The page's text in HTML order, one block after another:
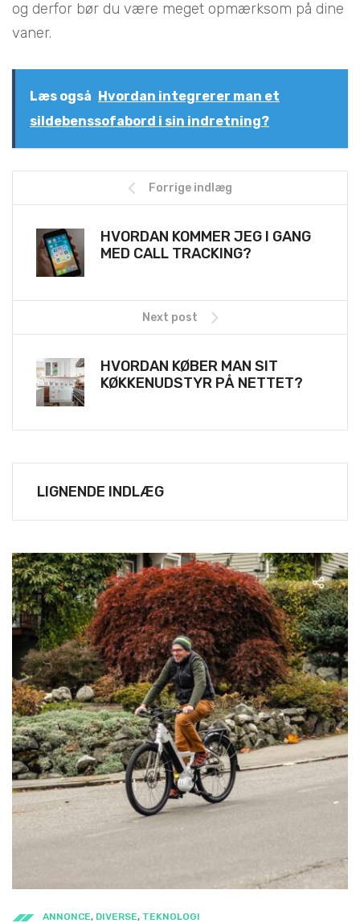
og derfor bør du være meget opmærksom på dine
vaner.
Læs også Hvordan integrerer man et
sildebenssofabord i sin indretning?
Forrige indlæg
HVORDAN KOMMER JEG I GANG
MED CALL TRACKING?
Next post
HVORDAN KØBER MAN SIT
KØKKENUDSTYR PÅ NETTET?
LIGNENDE INDLÆG
ANNONCE, DIVERSE, TEKNOLOGI